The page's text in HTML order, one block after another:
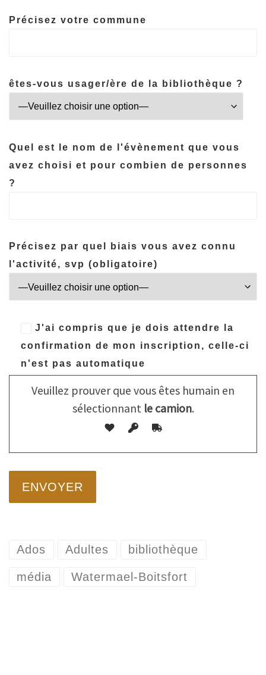
Précisez votre commune
êtes-vous usager/ère de la bibliothèque ?
Quel est le nom de l'évènement que vous
avez choisi et pour combien de personnes
?
Précisez par quel biais vous avez connu
l'activité, svp (obligatoire)
J'ai compris que je dois attendre la
confirmation de mon inscription, celle-ci
n'est pas automatique
Veuillez prouver que vous êtes humain en
sélectionnantle camion.
Ados Adultes bibliothèque
média Watermael-Boitsfort